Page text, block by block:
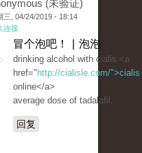
(未验证)
三, 04/24/2019 - 18:14
连接
冒个泡吧！ | 泡泡
drinking alcohol with cialis <a
href=" http://cialisle.com/">cialis
online</a>
average dose of tadalafil.
回复